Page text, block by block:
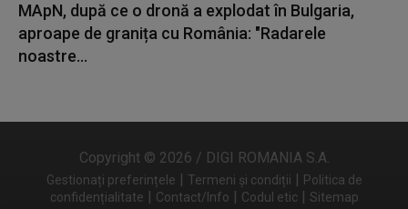
MApN, după ce o dronă a explodat în Bulgaria,
aproape de granița cu România: "Radarele
noastre...
Copyright © 2026 / DIGI ROMANIA S.A.
Gestionați preferințele Termeni și condiții
Politica de
confidențialitate
Contact/Info Codul etic Sitemap